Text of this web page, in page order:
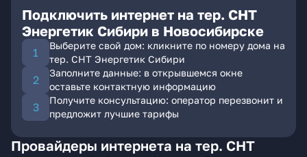
Подключить интернет на тер. СНТ
Энергетик Сибири в Новосибирске
Выберите свой дом: кликните по номеру дома на
тер. СНТ Энергетик Сибири
Заполните данные: в открывшемся окне
оставьте контактную информацию
Получите консультацию: оператор перезвонит и
предложит лучшие тарифы
Провайдеры интернета на тер. СНТ